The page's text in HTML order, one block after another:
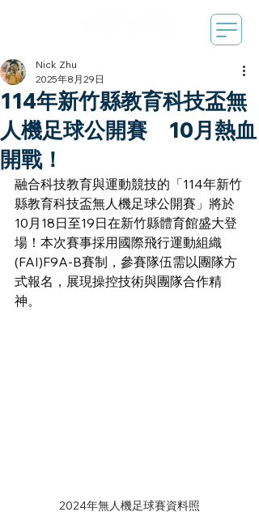
114年新竹縣教育科技盃無
人機足球公開賽 10月熱血
開戰！
Nick Zhu
2025年8月29日
融合科技教育與運動競技的「114年新竹
縣教育科技盃無人機足球公開賽」將於
10月18日至19日在新竹縣體育館盛大登
場！本次賽事採用國際飛行運動組織
(FAI)F9A-B賽制，參賽隊伍需以團隊方
式報名，展現操控技術與團隊合作精
神。
2024年無人機足球賽資料照